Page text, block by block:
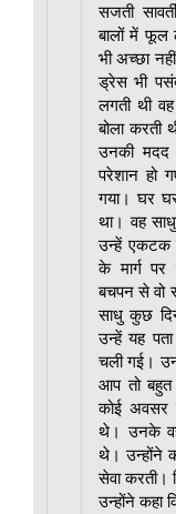
सजती
बालों में फूल
भी अच्छा
ड्रेस भी
लगती थी
बोला करती
उनकी
परेशान
गया। घर
था। वह
उन्हें एकटक
के मार्ग पर
बचपन से वो
साधु कुछ
उन्हें यह
चली गई।
आप तो बहुत
कोई अवसर
थे। उनके
थे। उन्होंने
सेवा करती।
उन्होंने कहा